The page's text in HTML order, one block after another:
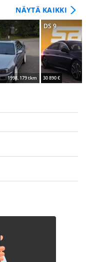
NÄYTÄ KAIKKI
1998, 179 tkm
DS 9
30 890 €